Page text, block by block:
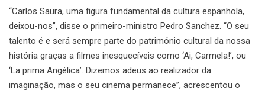
“Carlos Saura, uma figura fundamental da cultura espanhola,
deixou-nos”, disse o primeiro-ministro Pedro Sanchez. “O seu
talento é e será sempre parte do património cultural da nossa
história graças a filmes inesquecíveis como ‘Ai, Carmela!’, ou
‘La prima Angélica’. Dizemos adeus ao realizador da
imaginação, mas o seu cinema permanece”, acrescentou o